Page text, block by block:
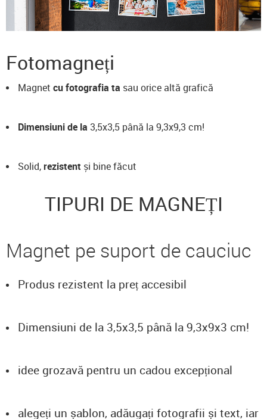
Fotomagneți
Magnet cu fotografia ta sau orice altă grafică
Dimensiuni de la 3,5x3,5 până la 9,3x9,3 cm!
Solid,rezistent și bine făcut
TIPURI DE MAGNEȚI
Magnet pe suport de cauciuc
Produs rezistent la preț accesibil
Dimensiuni de la 3,5x3,5 până la 9,3x9x3 cm!
idee grozavă pentru un cadou excepțional
alegeți un șablon, adăugați fotografii și text, iar